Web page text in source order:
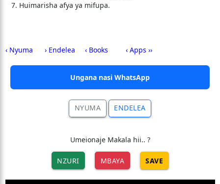
Huimarisha afya ya mifupa.
‹ Nyuma › Endelea ‹ Books ‹ Apps ››
Ungana nasi WhatsApp
NYUMA ENDELEA
Umeionaje Makala hii.. ?
NZURI MBAYA SAVE